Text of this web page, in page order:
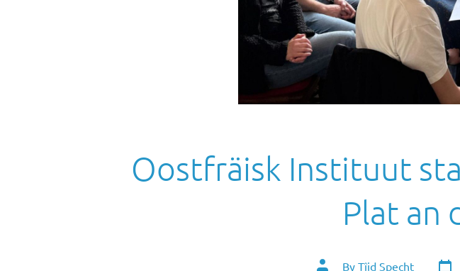
Oostfräisk Instituut
Plat an
Post
By Tîid Specht
Post